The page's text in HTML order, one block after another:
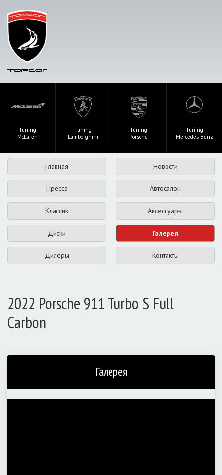
Tuning
McLaren
Tuning
Lamborghini
Tuning
Porsche
Tuning
Mercedes Benz
Главная Новости
Пресса Автосалон
Классик Аксессуары
Диски Галерея
Дилеры Контакты
2022 Porsche 911 Turbo S Full
Carbon
Галерея